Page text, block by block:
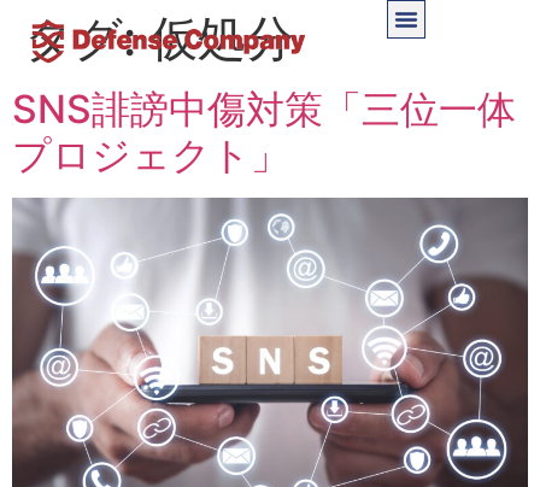
タグ:仮処分
SNS誹謗中傷対策「三位一体
プロジェクト」